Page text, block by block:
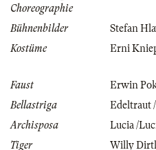
Choreographie
Bühnenbilder
Stefan
Kostüme
Erni
Faust
Erwin
Bellastriga
Edeltraut
Archisposa
Lucia /
Tiger
Willy Dirtl